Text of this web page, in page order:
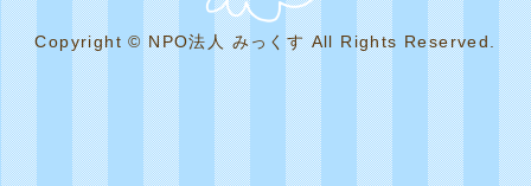
Copyright © NPO法人 みっくす All Rights Reserved.